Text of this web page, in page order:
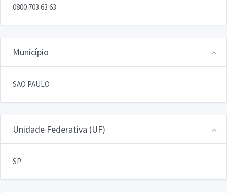
0800 703 63 63
Município
SAO PAULO
Unidade Federativa (UF)
SP